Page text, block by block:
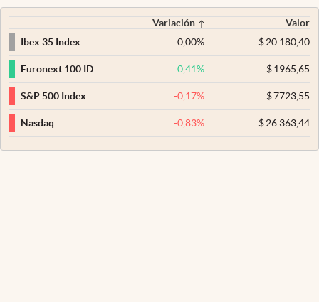
Variación
Valor
Ibex 35 Index
0,00% $20.180,40
Euronext 100 ID 0,41% $1965,65
S&P 500 Index -0,17% $7723,55
Nasdaq -0,83% $26.363,44